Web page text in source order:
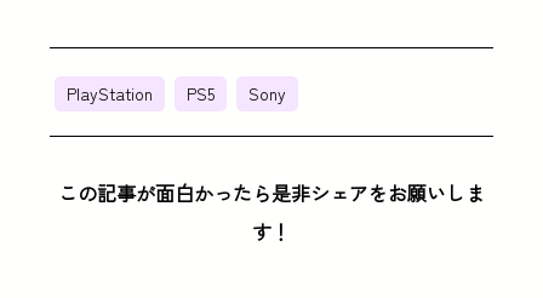
PlayStation PS5 Sony
この記事が面白かったら是非シェアをお願いしま
す！